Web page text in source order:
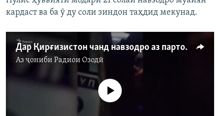
кардаст ва ба ӯ ду соли зиндон таҳдид мекунад.
Дар Қирғизистон чанд навзодро аз партовгоҳ ёфтанд
Аз ҷониби Радиои Озодӣ
Феълан кор намекунад